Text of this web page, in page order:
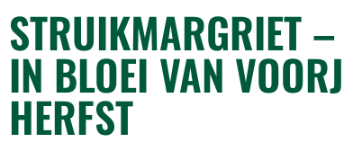
STRUIKMARGRIET
IN BLOEI VAN
HERFST